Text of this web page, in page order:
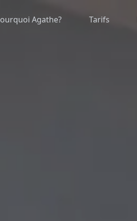
Agathe? Tarifs